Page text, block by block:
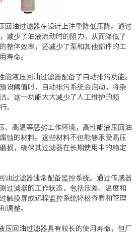
回油过滤器在设计上注重降低压降。通过
减少了油液流动时的阻力，从而降低了
整体效率，还减少了泵和其他部件的工
寿命。
能液压回油过滤器配备了自动排污功能。
设阈值时，自动排污系统会启动，将杂
。这一功能大大减少了人工维护的频
。
、高温等恶劣工作环境，高性能液压回油
蚀的材料。这些材料不但能够承受高压
损，确保其过滤器在长期使用中的稳定
油过滤器通常配备监控系统。通过传感器
过滤器的工作状态，包括压差、温度和
触摸屏或远程监控系统轻松查看和管理
调整。
压回油过滤器具有较长的使用寿命，但厂